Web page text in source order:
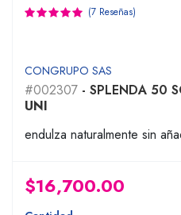
(7 Reseñas)
CONGRUPO SAS
#002307 - SPLENDA 50
UNI
endulza naturalmente sin
$16,700.00